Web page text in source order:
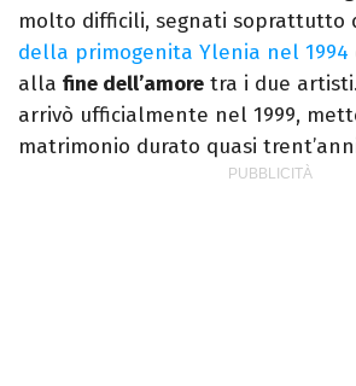
molto difficili, segnati soprattutto
della primogenita Ylenia nel 1994
alla fine dell’amore tra i due
arrivò ufficialmente nel 1999,
matrimonio durato quasi